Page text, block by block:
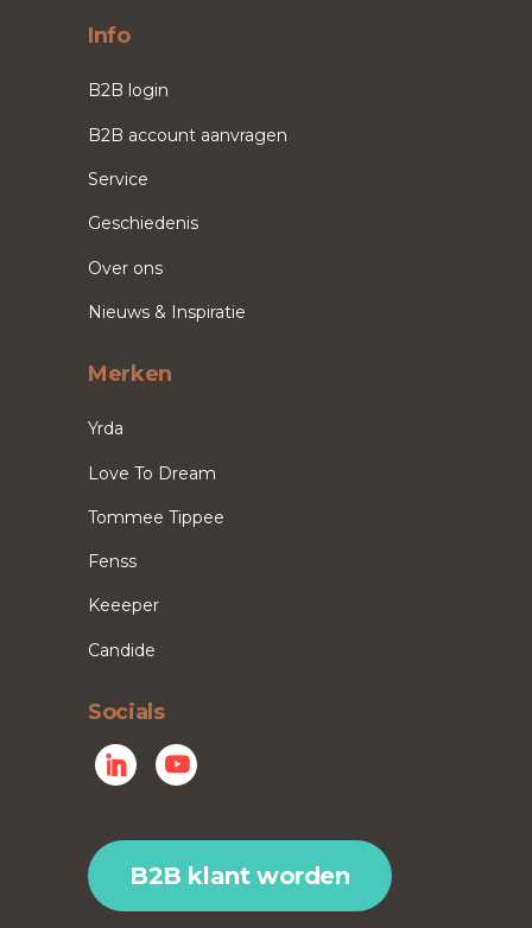
Info
B2B login
B2B account aanvragen
Service
Geschiedenis
Over ons
Nieuws & Inspiratie
Merken
Yrda
Love To Dream
Tommee Tippee
Fenss
Keeeper
Candide
Socials
B2B klant worden